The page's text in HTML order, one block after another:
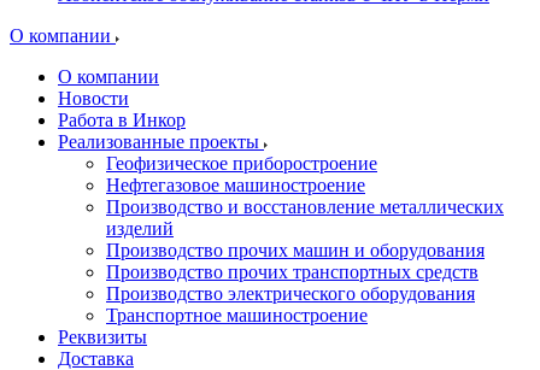
О компании
О компании
Новости
Работа в Инкор
Реализованные проекты
Геофизическое приборостроение
Нефтегазовое машиностроение
Производство и восстановление металлических
изделий
Производство прочих машин и оборудования
Производство прочих транспортных средств
Производство электрического оборудования
Транспортное машиностроение
Реквизиты
Доставка